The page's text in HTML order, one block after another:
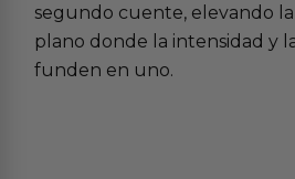
segundo cuente, elevando
plano donde la intensidad y
funden en uno.